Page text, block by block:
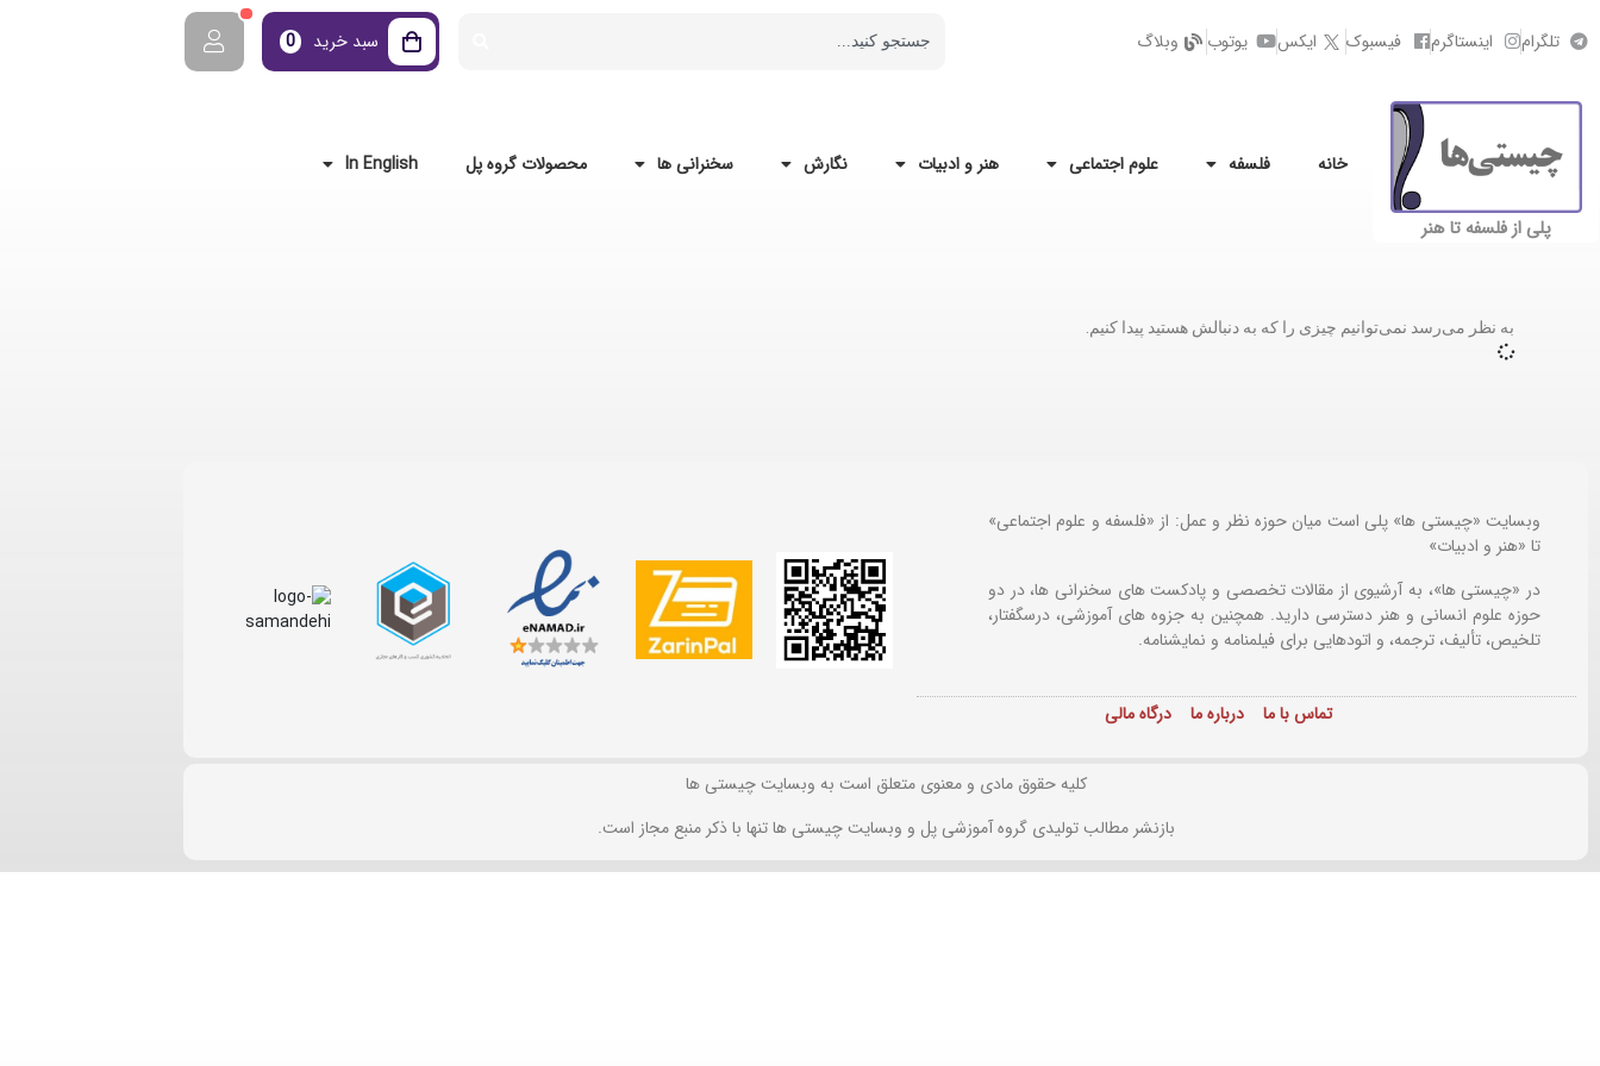
تلگرام اینستاگرم فیسبوک ایکس یوتوب وبلاگ سبد خرید 0
پلی از فلسفه تا هنر
خانه فلسفه علوم اجتماعی هنر و ادبیات نگارش سخنرانی ها محصولات گروه پل In English
به نظر می‌رسد نمی‌توانیم چیزی را که به دنبالش هستید پیدا کنیم.
وبسایت «چیستی ها» پلی است میان حوزه نظر و عمل: از «فلسفه و علوم اجتماعی»
تا «هنر و ادبیات»
در «چیستی ها»، به آرشیوی از مقالات تخصصی و پادکست های سخنرانی ها، در دو
حوزه علوم انسانی و هنر دسترسی دارید. همچنین به جزوه های آموزشی، درسگفتار،
تلخیص، تألیف، ترجمه، و اتودهایی برای فیلمنامه و نمایشنامه.
تماس با ما درباره ما درگاه مالی
کلیه حقوق مادی و معنوی متعلق است به وبسایت چیستی ها
بازنشر مطالب تولیدی گروه آموزشی پل و وبسایت چیستی ها تنها با ذکر منبع مجاز است.